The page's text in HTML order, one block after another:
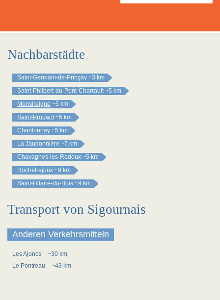
Nachbarstädte
Saint-Germain-de-Prinçay ~3 km
Saint-Philbert-du-Pont-Charrault ~5 km
Monsireigne ~5 km
Saint-Prouant ~6 km
Chantonnay ~5 km
La Jaudonnière ~7 km
Chavagnes-les-Redoux ~5 km
Rochetrejoux ~9 km
Saint-Hilaire-du-Bois ~9 km
Transport von Sigournais
Anderen Verkehrsmitteln
Les Ajoncs
~30 km
Le Pontreau
~43 km